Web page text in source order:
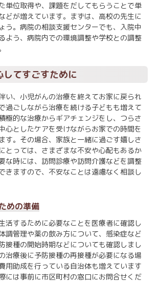
単位取得や、課題をだしてもらうことで単
どが増えています。まずは、高校の先生に
う。病院の相談支援センターでも、入院中
よう、病院内での環境調整や学校との調整
てすごすために
い、小児がんの治療を終えてお家に戻られ
過ごしながら治療を続ける子どもも増えて
極的な治療からギアチェンジをし、つらさ
心としたケアを受けながらお家での時間を
す。その場合、家族と一緒に過ごす嬉しさ
とっては、さまざまな不安や心配もあるか
な時には、訪問診療や訪問介護などを調整
きますので、不安なことは遠慮なく相談し
めの準備
活するために必要なことを医療者に確認し
調管理や薬の飲み方について、感染症など
接種の開始時期などについても確認しまし
治療後に予防接種の再接種が必要になる場
用助成を行っている自治体も増えています
には事前に市区町村の窓口にお問合せくだ